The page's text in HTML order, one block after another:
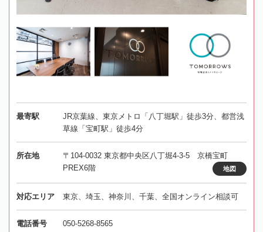
最寄駅
JR京葉線、東京メトロ「八丁堀駅」徒歩3分、都営浅
草線「宝町駅」徒歩4分
所在地
〒104-0032 東京都中央区八丁堀4-3-5 京橋宝町
PREX6階
地図
対応エリア 東京、埼玉、神奈川、千葉、全国オンライン相談可
電話番号 050-5268-8565